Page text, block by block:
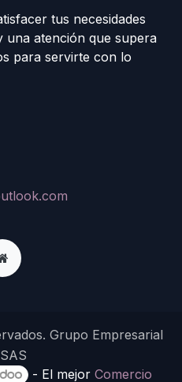
tus necesidades
una atención que supera
para servirte con lo
Grupo Empresarial
- El mejorComercio